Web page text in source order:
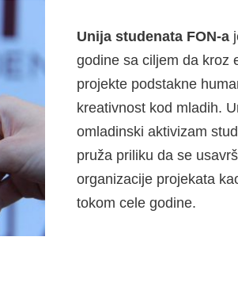
Unija studenata FON-a
godine sa ciljem da kroz
projekte podstakne
kreativnost kod mladih.
omladinski aktivizam
pruža priliku da se
organizacije projekata
tokom cele godine.